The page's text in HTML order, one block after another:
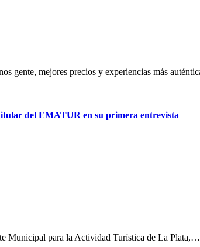
gente, mejores precios y experiencias más
del EMATUR en su primera entrevista
Municipal para la Actividad Turística de La Plata,…